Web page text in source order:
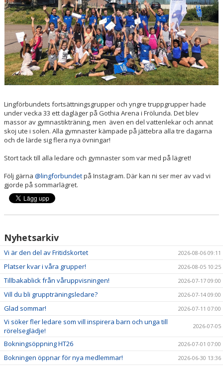
Lingförbundets fortsättningsgrupper och yngre truppgrupper hade
under vecka 33 ett dagläger på Gothia Arena i Frölunda. Det blev
massor av gymnastikträning, men även en del vattenlekar och annat
skoj ute i solen. Alla gymnaster kämpade på jättebra alla tre dagarna
och de lärde sig flera nya övningar!
Stort tack till alla ledare och gymnaster som var med på lägret!
Följ gärna @lingforbundetpå Instagram. Där kan ni ser mer av vad vi
gjorde på sommarlägret.
Nyhetsarkiv
Vi är den del av Fritidskortet 2026-08-06 09:11
Platser kvar i våra grupper! 2026-08-05 10:25
Tillbakablick från våruppvisningen! 2026-07-17 09:00
Vill du bli gruppträningsledare? 2026-07-14 09:00
Glad sommar! 2026-07-11 07:00
Vi söker fler ledare som vill inspirera barn och unga till
rörelseglädje!
2026-07-05
Bokningsöppning HT26 2026-07-01 07:00
Bokningen öppnar för nya medlemmar! 2026-06-30 13:36